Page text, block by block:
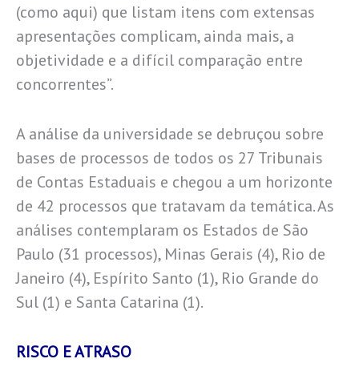
(como aqui) que listam itens com extensas
apresentações complicam, ainda mais, a
objetividade e a difícil comparação entre
concorrentes”.
A análise da universidade se debruçou sobre
bases de processos de todos os 27 Tribunais
de Contas Estaduais e chegou a um horizonte
de 42 processos que tratavam da temática. As
análises contemplaram os Estados de São
Paulo (31 processos), Minas Gerais (4), Rio de
Janeiro (4), Espírito Santo (1), Rio Grande do
Sul (1) e Santa Catarina (1).
RISCO E ATRASO